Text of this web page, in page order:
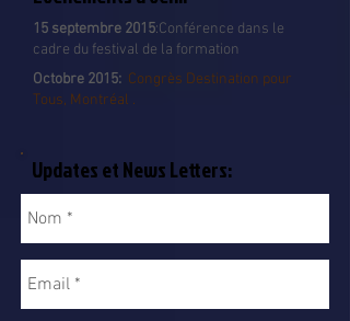
15 septembre 2015:Conférence dans le
cadre du festival de la formation
Octobre 2015: Congrès Destination pour
Tous, Montréal .
Updates et News Letters: